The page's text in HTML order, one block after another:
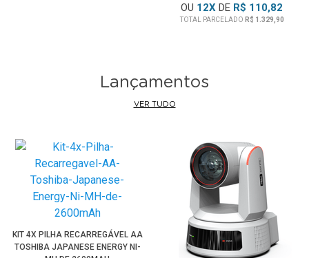
OU 12X DE R$ 110,82
TOTAL PARCELADO R$ 1.329,90
Lançamentos
VER TUDO
KIT 4X PILHA RECARREGÁVEL AA
TOSHIBA JAPANESE ENERGY NI-